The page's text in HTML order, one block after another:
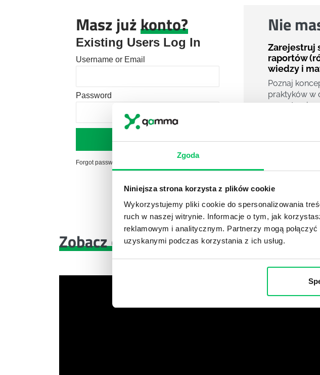
Zgoda
Niniejsza strona korzysta z plików cookie
Wykorzystujemy pliki cookie do spersonalizowania
ruch w naszej witrynie. Informacje o tym, jak
reklamowym i analitycznym. Partnerzy mogą
uzyskanymi podczas korzystania z ich usług.
Masz jużkonto?
Existing Users Log In
Username or Email
Password
Forgot password?
Nie
Zarejestruj
raportów
wiedzy i
Poznaj
praktyków w
zarządzania
14h
Zobacz co znajdzieszw wikiGamma+